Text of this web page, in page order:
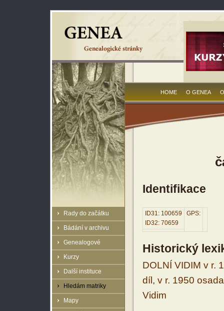
Rady do začátku
Bádání v archivu
Genealogové
Kurzy
Další instituce
Hledám matriky
Mapy
HOME O GENEA
Identifikace
ID31: 100659
ID32: 70659
GPS:
Historický
DOLNÍ VIDIM v r.
díl, v r. 1950
Vidim